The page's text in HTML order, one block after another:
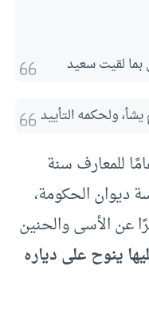
بما لقيت سعيد
ولحكمه التأييد
للمعارف سنة
رئاسة ديوان الحكومة،
عن الأسى والحنين
ينوح على دياره